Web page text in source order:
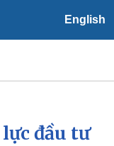
English
đầu tư